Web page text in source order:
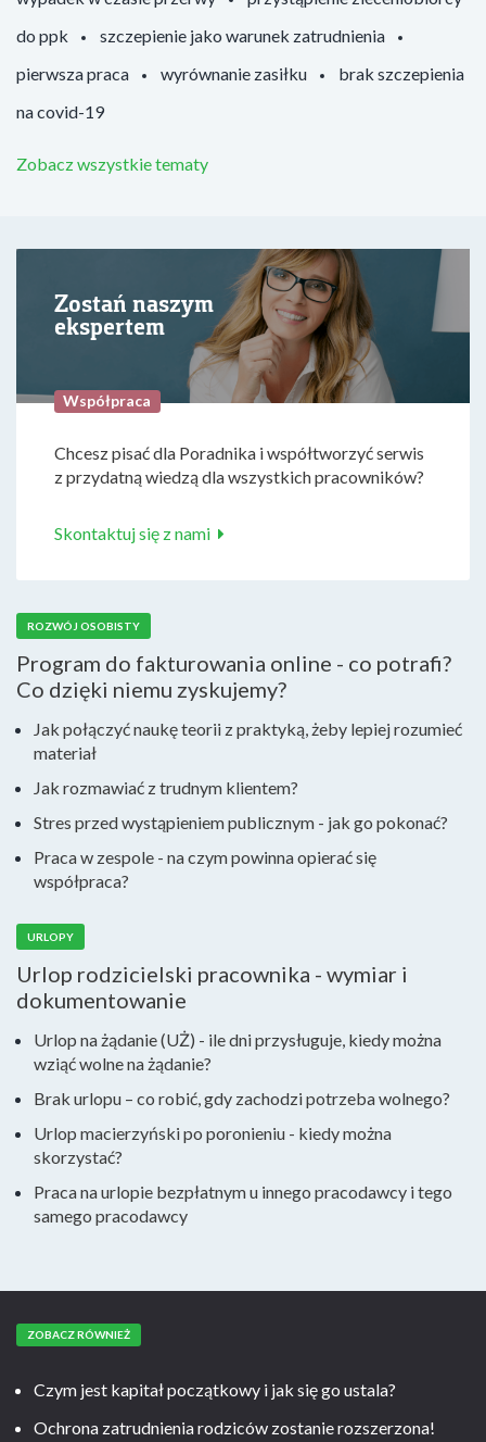
do ppk
szczepienie jako warunek zatrudnienia
pierwsza praca
wyrównanie zasiłku
brak szczepienia
na covid-19
Zobacz wszystkie tematy
Zostań naszym
ekspertem
Współpraca
Chcesz pisać dla Poradnika i współtworzyć serwis
z przydatną wiedzą dla wszystkich pracowników?
Skontaktuj się z nami
ROZWÓJ OSOBISTY
Program do fakturowania online - co potrafi?
Co dzięki niemu zyskujemy?
Jak połączyć naukę teorii z praktyką, żeby lepiej rozumieć
materiał
Jak rozmawiać z trudnym klientem?
Stres przed wystąpieniem publicznym - jak go pokonać?
Praca w zespole - na czym powinna opierać się
współpraca?
URLOPY
Urlop rodzicielski pracownika - wymiar i
dokumentowanie
Urlop na żądanie (UŻ) - ile dni przysługuje, kiedy można
wziąć wolne na żądanie?
Brak urlopu – co robić, gdy zachodzi potrzeba wolnego?
Urlop macierzyński po poronieniu - kiedy można
skorzystać?
Praca na urlopie bezpłatnym u innego pracodawcy i tego
samego pracodawcy
ZOBACZ RÓWNIEŻ
Czym jest kapitał początkowy i jak się go ustala?
Ochrona zatrudnienia rodziców zostanie rozszerzona!